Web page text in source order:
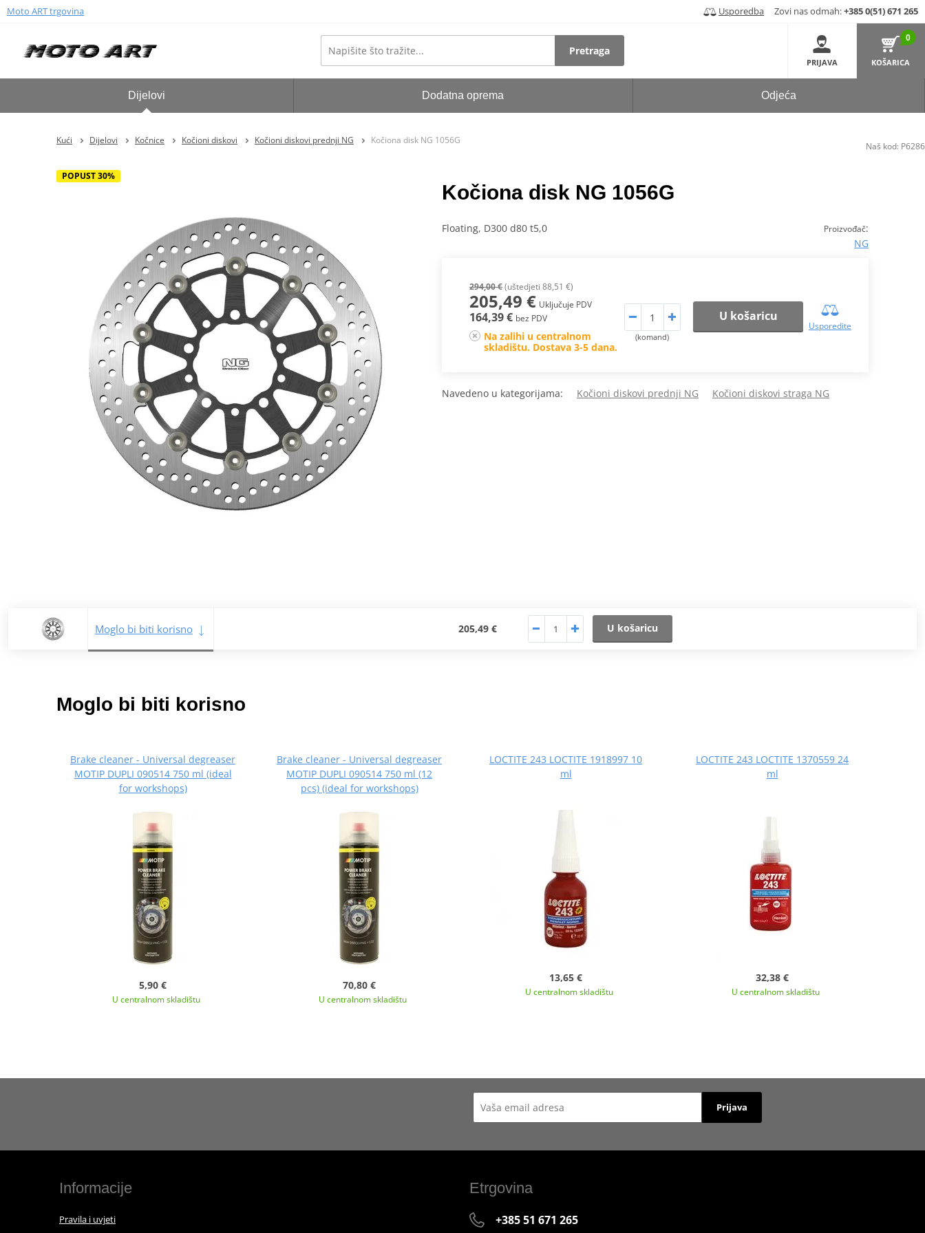
Moto ART trgovina Usporedba Zovi nas odmah:+385 0(51) 671 265
Pretraga
PRIJAVA
0
KOŠARICA
Dijelovi Dodatna oprema Odjeća
Kući Dijelovi Kočnice Kočioni diskovi Kočioni diskovi prednji NG Kočiona disk NG 1056G
POPUST 30%
Kočiona disk NG 1056G
Proizvođač:
NG
Floating, D300 d80 t5,0
294,00 €(uštedjeti 88,51 €)
205,49 € Uključuje PDV
164,39 € bez PDV
Na zalihi u centralnom
skladištu. Dostava 3-5 dana.
(komand)
U košaricu
Usporedite
Navedeno u kategorijama: Kočioni diskovi prednji NG Kočioni diskovi straga NG
Moglo bi biti korisno 205,49 € U košaricu
Naš kod: P6286
Moglo bi biti korisno
Brake cleaner - Universal degreaser
MOTIP DUPLI 090514 750 ml (ideal
for workshops)
5,90 €
U centralnom skladištu
Brake cleaner - Universal degreaser
MOTIP DUPLI 090514 750 ml (12
pcs) (ideal for workshops)
70,80 €
U centralnom skladištu
LOCTITE 243 LOCTITE 1918997 10
ml
13,65 €
U centralnom skladištu
LOCTITE 243 LOCTITE 1370559 24
ml
32,38 €
U centralnom skladištu
Prijava
Informacije
Pravila i uvjeti
Etrgovina
+385 51 671 265